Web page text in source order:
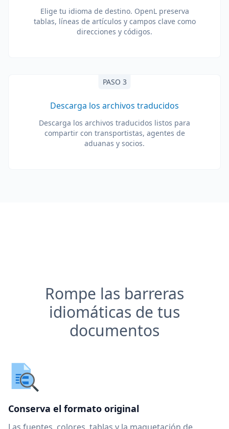
Elige tu idioma de destino. OpenL preserva
tablas, líneas de artículos y campos clave como
direcciones y códigos.
PASO 3
Descarga los archivos traducidos
Descarga los archivos traducidos listos para
compartir con transportistas, agentes de
aduanas y socios.
Rompe las barreras
idiomáticas de tus
documentos
Conserva el formato original